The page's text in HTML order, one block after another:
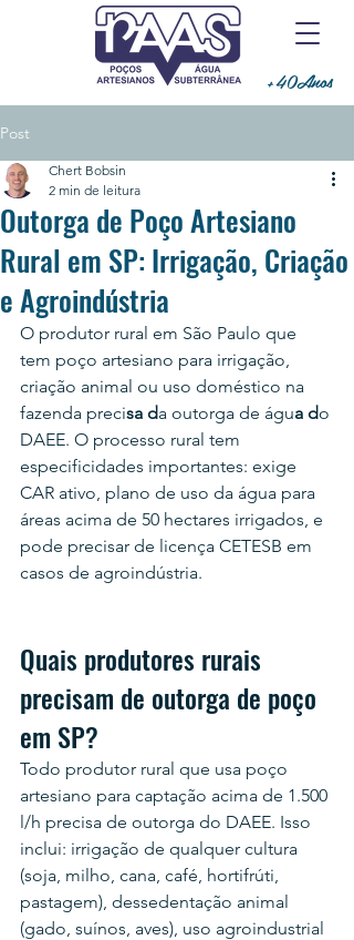
+40Anos
Post
Outorga de Poço Artesiano
Rural em SP: Irrigação, Criação
e Agroindústria
Chert Bobsin
2 min de leitura
O produtor rural em São Paulo que
tem poço artesiano para irrigação,
criação animal ou uso doméstico na
fazenda precisa da outorga de água do
DAEE. O processo rural tem
especificidades importantes: exige
CAR ativo, plano de uso da água para
áreas acima de 50 hectares irrigados, e
pode precisar de licença CETESB em
casos de agroindústria.
Quais produtores rurais
precisam de outorga de poço
em SP?
Todo produtor rural que usa poço
artesiano para captação acima de 1.500
l/h precisa de outorga do DAEE. Isso
inclui: irrigação de qualquer cultura
(soja, milho, cana, café, hortifrúti,
pastagem), dessedentação animal
(gado, suínos, aves), uso agroindustrial